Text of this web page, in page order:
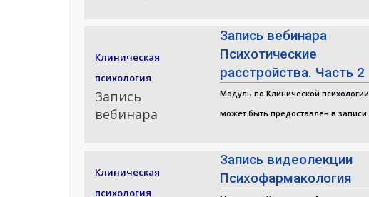
Клиническая
психология
Запись
вебинара
Запись вебинара
Психотические
расстройства. Часть 2
Модуль по Клинической психологии
может быть предоставлен в записи
Клиническая
психология
Запись видеолекции
Психофармакология